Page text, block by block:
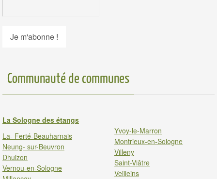
Communauté de communes
La Sologne des étangs
La- Ferté-Beauharnais
Neung- sur-Beuvron
Dhuizon
Vernou-en-Sologne
Yvoy-le-Marron
Montrieux-en-Sologne
Villeny
Saint-Viâtre
Veilleins